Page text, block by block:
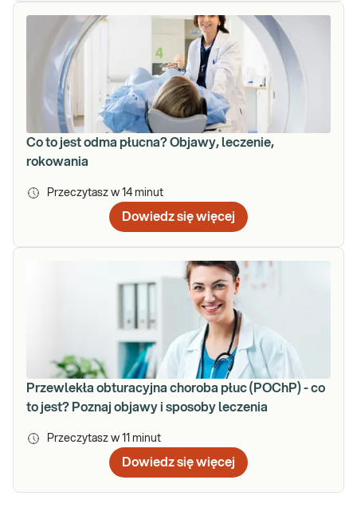
Co to jest odma płucna? Objawy, leczenie,
rokowania
Przeczytasz w 14 minut
Dowiedz się więcej
Przewlekła obturacyjna choroba płuc (POChP) - co
to jest? Poznaj objawy i sposoby leczenia
Przeczytasz w 11 minut
Dowiedz się więcej